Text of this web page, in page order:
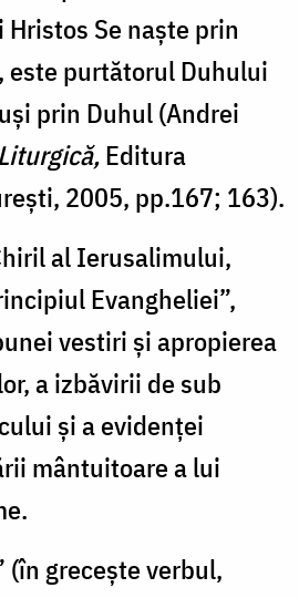
Hristos Se naşte prin
este purtătorul Duhului
prin Duhul (Andrei
Editura
2005, pp.167; 163).
al Ierusalimului,
Evangheliei”,
vestiri și apropierea
a izbăvirii de sub
și a evidenței
mântuitoare a lui
(în greceşte verbul,